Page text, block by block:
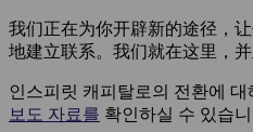
我们正在为你开辟新的途径，
地建立联系。我们就在这里，并
인스피릿 캐피탈로의 전환에
보도 자료를 확인하실 수 있습